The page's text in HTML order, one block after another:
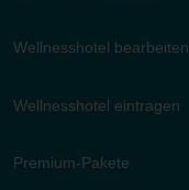
Wellnesshotel bearbeiten
Wellnesshotel eintragen
Premium-Pakete